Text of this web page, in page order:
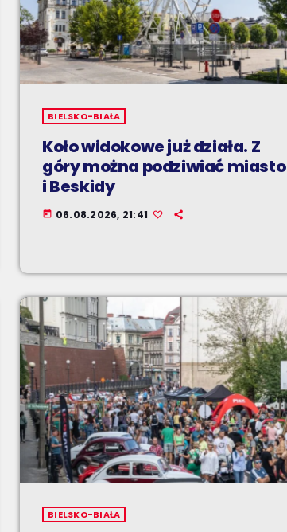
BIELSKO-BIAŁA
Koło widokowe już działa. Z
góry można podziwiać miasto
i Beskidy
today 06.08.2026, 21:41
BIELSKO-BIAŁA